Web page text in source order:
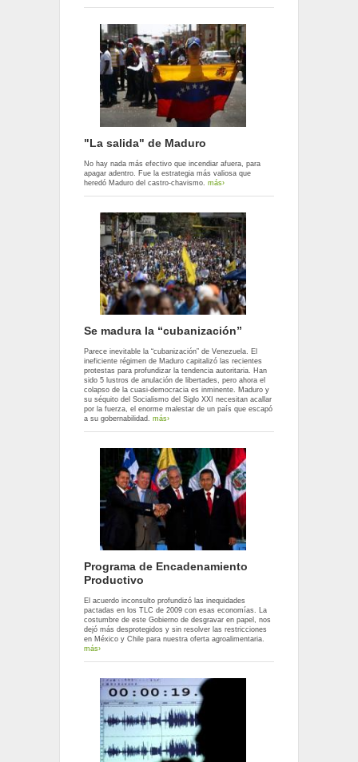
"La salida" de Maduro
No hay nada más efectivo que incendiar afuera, para
apagar adentro. Fue la estrategia más valiosa que
heredó Maduro del castro-chavismo. más›
Se madura la “cubanización”
Parece inevitable la “cubanización” de Venezuela. El
ineficiente régimen de Maduro capitalizó las recientes
protestas para profundizar la tendencia autoritaria. Han
sido 5 lustros de anulación de libertades, pero ahora el
colapso de la cuasi-democracia es inminente. Maduro y
su séquito del Socialismo del Siglo XXI necesitan acallar
por la fuerza, el enorme malestar de un país que escapó
a su gobernabilidad. más›
Programa de Encadenamiento
Productivo
El acuerdo inconsulto profundizó las inequidades
pactadas en los TLC de 2009 con esas economías. La
costumbre de este Gobierno de desgravar en papel, nos
dejó más desprotegidos y sin resolver las restricciones
en México y Chile para nuestra oferta agroalimentaria.
más›